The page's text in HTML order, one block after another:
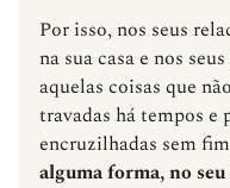
Por isso, nos seus
na sua casa e nos
aquelas coisas que
travadas há tempos e
encruzilhadas sem
alguma forma, no